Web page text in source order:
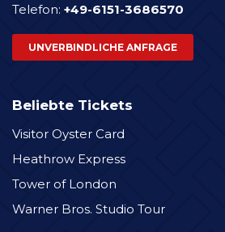
Telefon: +49-6151-3686570
UNVERBINDLICHE ANFRAGE
Beliebte Tickets
Visitor Oyster Card
Heathrow Express
Tower of London
Warner Bros. Studio Tour